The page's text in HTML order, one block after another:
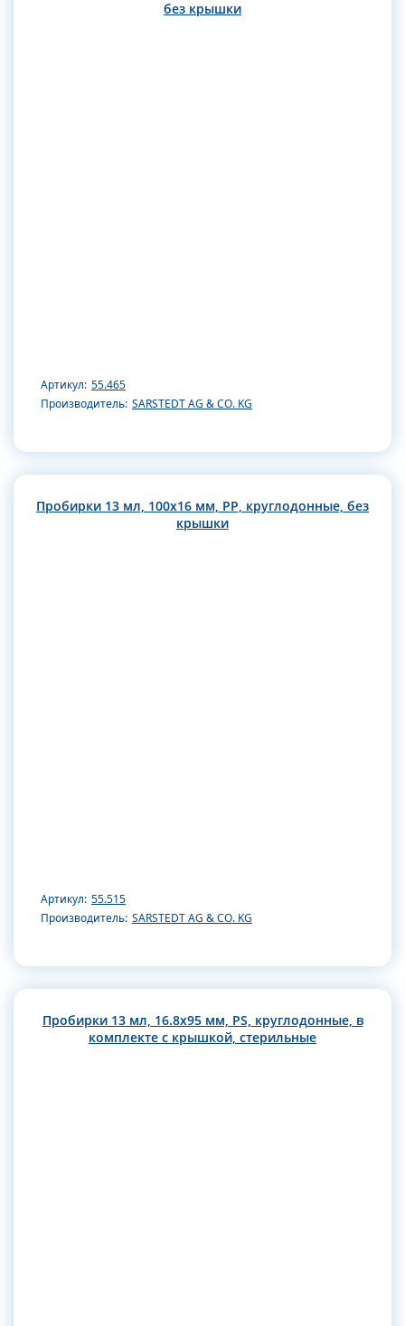
без крышки
Артикул: 55.465
Производитель: SARSTEDT AG & CO. KG
Пробирки 13 мл, 100х16 мм, РР, круглодонные, без
крышки
Артикул: 55.515
Производитель: SARSTEDT AG & CO. KG
Пробирки 13 мл, 16.8х95 мм, PS, круглодонные, в
комплекте с крышкой, стерильные